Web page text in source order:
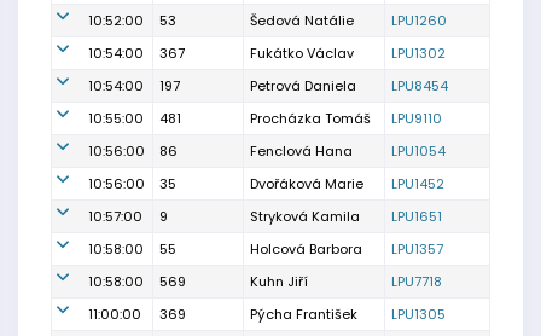
10:52:00
53 Šedová Natálie
LPU1260
10:54:00
367 Fukátko Václav
LPU1302
10:54:00
197 Petrová Daniela
LPU8454
10:55:00
481 Procházka Tomáš
LPU9110
10:56:00
86 Fenclová Hana
LPU1054
10:56:00
35 Dvořáková Marie
LPU1452
10:57:00
9 Stryková Kamila
LPU1651
10:58:00
55 Holcová Barbora
LPU1357
10:58:00
569 Kuhn Jiří
LPU7718
11:00:00
369 Pýcha František
LPU1305